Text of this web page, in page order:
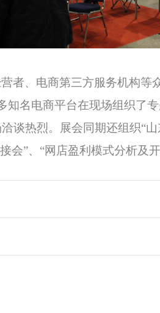
者、电商第三方服务机构等
知名电商平台在现场组织了
谈热烈。展会同期还组织“
会”、“网店盈利模式分析及